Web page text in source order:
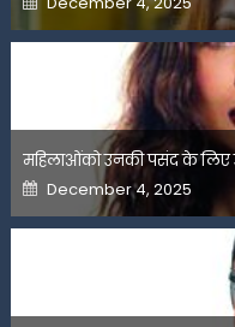
on
महिलाओंको उनकी पसंद के लिए
Posted
on
December 4, 2025